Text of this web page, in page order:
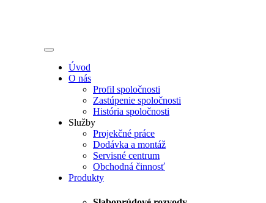
Úvod
O nás
Profil spoločnosti
Zastúpenie spoločnosti
História spoločnosti
Služby
Projekčné práce
Dodávka a montáž
Servisné centrum
Obchodná činnosť
Produkty